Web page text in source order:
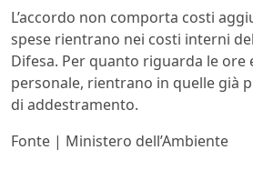
L’accordo non comporta costi
spese rientrano nei costi interni
Difesa. Per quanto riguarda le ore
personale, rientrano in quelle già
di addestramento.
Fonte | Ministero dell’Ambiente